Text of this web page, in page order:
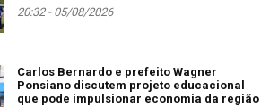
20:32 - 05/08/2026
Carlos Bernardo e prefeito Wagner
Ponsiano discutem projeto educacional
que pode impulsionar economia da região